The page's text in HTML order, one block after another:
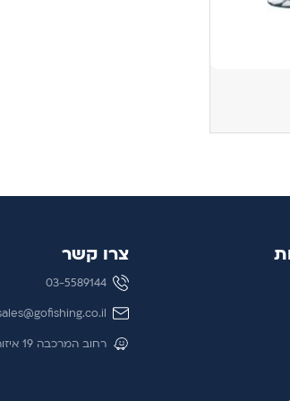
צרו קשר
03-5589144
רחוב המרכבה 19 איזור התעשייה חולון